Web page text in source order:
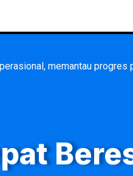
memantau